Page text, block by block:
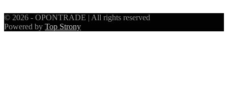
© 2026 - OPONTRADE | All rights reserved
Powered by Top Strony